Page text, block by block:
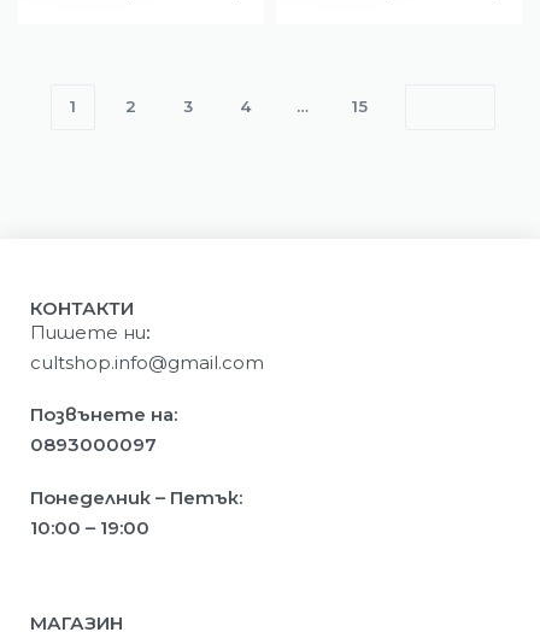
1 2 3 4 … 15
КОНТАКТИ
Пишете ни:
cultshop.info@gmail.com
Позвънете на:
0893000097
Понеделник – Петък:
10:00 – 19:00
МАГАЗИН